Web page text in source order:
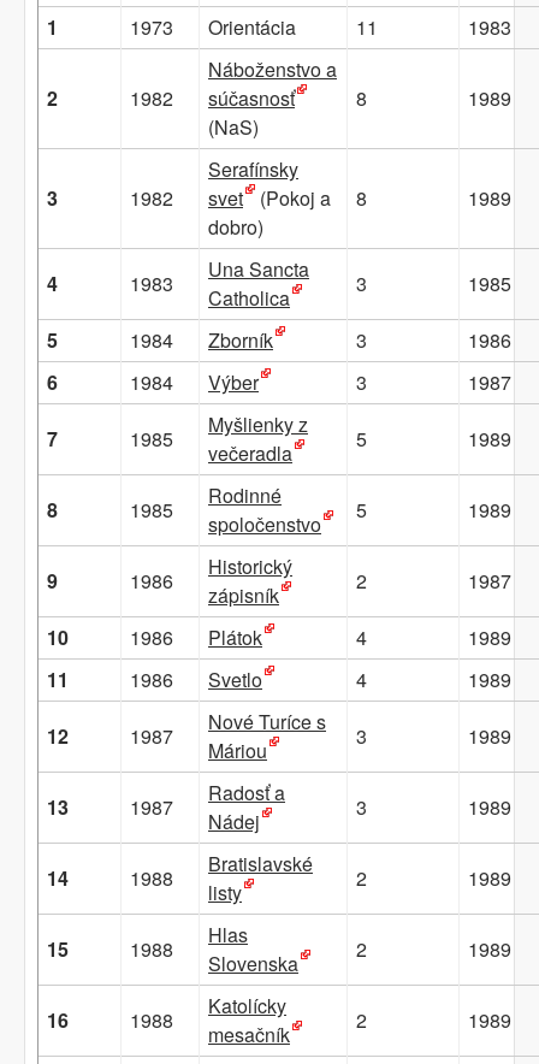
1
1973 Orientácia 11 1983
2 1982
Náboženstvo a
súčasnosť
(NaS)
8 1989
3 1982
Serafínsky
svet
(Pokoj a
dobro)
8 1989
4 1983
Una Sancta
Catholica
3 1985
5 1984 Zborník 3
1986
6
1984 Výber 3 1987
7 1985
Myšlienky z
večeradla
5 1989
8 1985
Rodinné
spoločenstvo
5 1989
9 1986
Historický
zápisník
2 1987
10 1986 Plátok 4
1989
11
1986 Svetlo 4 1989
12 1987
Nové Turíce s
Máriou
3 1989
13 1987
Radosť a
Nádej
3 1989
14 1988
Bratislavské
listy
2 1989
15 1988
Hlas
Slovenska
2 1989
16 1988
Katolícky
mesačník
2 1989